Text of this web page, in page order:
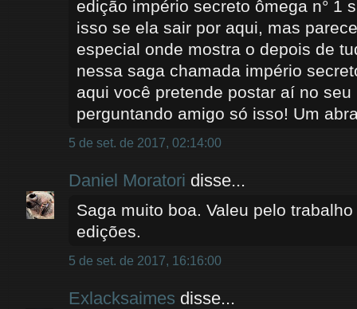
edição império secreto ômega n° 1
isso se ela sair por aqui, mas
especial onde mostra o depois de
nessa saga chamada império
aqui você pretende postar aí no
perguntando amigo só isso! Um
5 de set. de 2017, 02:14:00
Daniel Moratori disse...
Saga muito boa. Valeu pelo
edições.
5 de set. de 2017, 16:16:00
Exlacksaimes disse...